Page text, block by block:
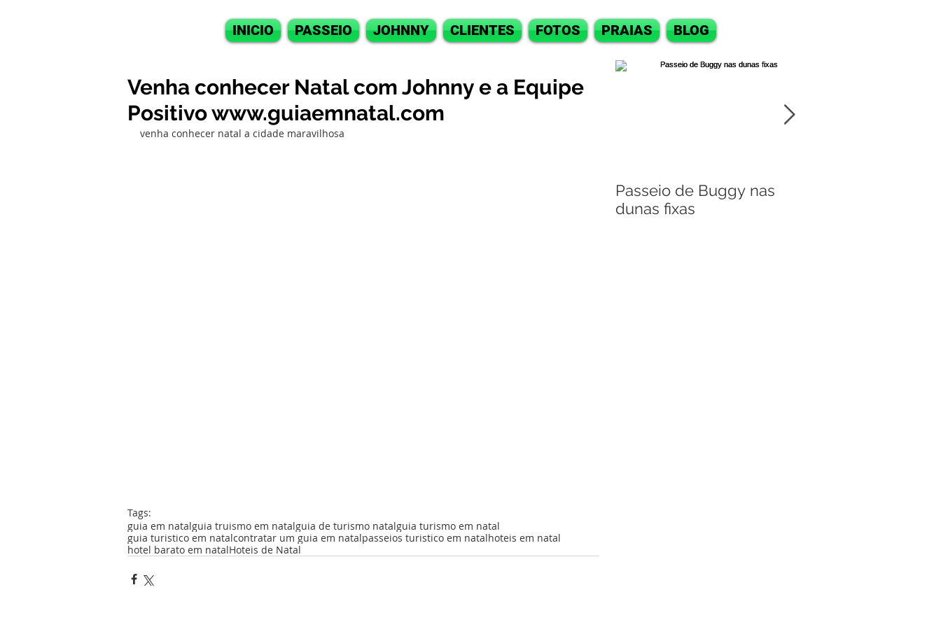
INICIO PASSEIO JOHNNY CLIENTES FOTOS PRAIAS BLOG
Venha conhecer Natal com Johnny e a Equipe
Positivo www.guiaemnatal.com
venha conhecer natal a cidade maravilhosa
Tags:
guia em natalguia truismo em natalguia de turismo natalguia turismo em natal
guia turistico em natalcontratar um guia em natalpasseios turistico em natalhoteis em natal
hotel barato em natalHoteis de Natal
Passeio de Buggy nas
dunas fixas